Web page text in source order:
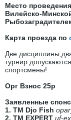
Место
Вилейско-
Карта проезда по
Две
турнир
спортсмены!
Орг Взнос 25р
Заявленные
1. ТМ Djo Fish
2. ТМ EXPERT uf-